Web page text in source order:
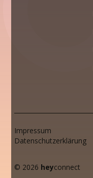
© 2026 heyconnect
Impressum
Datenschutzerklärung